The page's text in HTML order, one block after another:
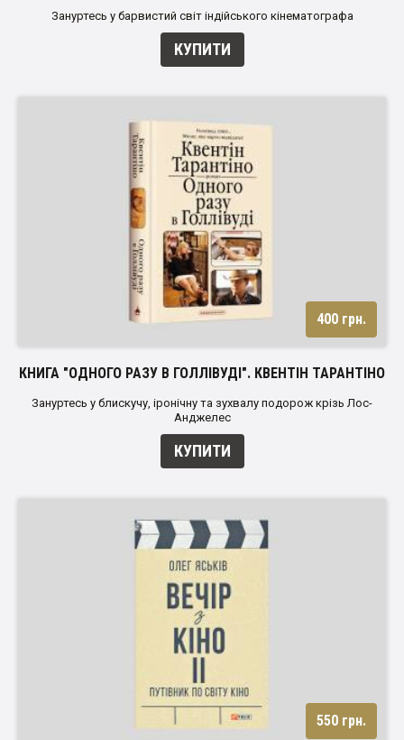
Зануртесь у барвистий світ індійського кінематографа
КУПИТИ
400 грн.
КНИГА "ОДНОГО РАЗУ В ГОЛЛІВУДІ". КВЕНТІН ТАРАНТІНО
Зануртесь у блискучу, іронічну та зухвалу подорож крізь Лос-
Анджелес
КУПИТИ
550 грн.